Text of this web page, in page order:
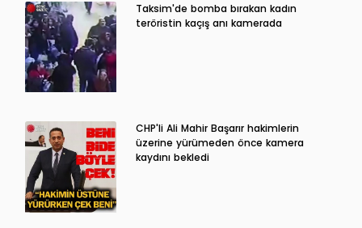
Taksim'de bomba bırakan kadın
teröristin kaçış anı kamerada
CHP'li Ali Mahir Başarır hakimlerin
üzerine yürümeden önce kamera
kaydını bekledi